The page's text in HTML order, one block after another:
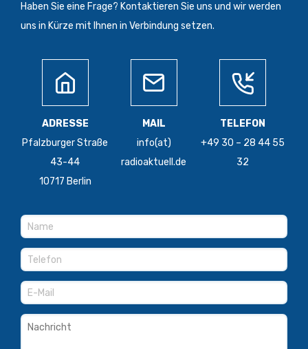
Haben Sie eine Frage? Kontaktieren Sie uns und wir werden
uns in Kürze mit Ihnen in Verbindung setzen.
ADRESSE
Pfalzburger Straße
43-44
10717 Berlin
MAIL
info(at)
radioaktuell.de
TELEFON
+49 30 – 28 44 55
32